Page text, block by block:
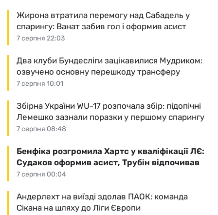
7 серпня 22:03
Жирона втратила перемогу над Сабадель у
спарингу: Ванат забив гол і оформив асист
7 серпня 10:01
Два клуби Бундесліги зацікавилися Мудриком:
озвучено основну перешкоду трансферу
7 серпня 08:48
Збірна України WU-17 розпочала збір: підопічні
Лемешко зазнали поразки у першому спарингу
7 серпня 00:04
Бенфіка розгромила Хартс у кваліфікації ЛЄ:
Судаков оформив асист, Трубін відпочивав
Андерлехт на виїзді здолав ПАОК: команда
Сікана на шляху до Ліги Європи